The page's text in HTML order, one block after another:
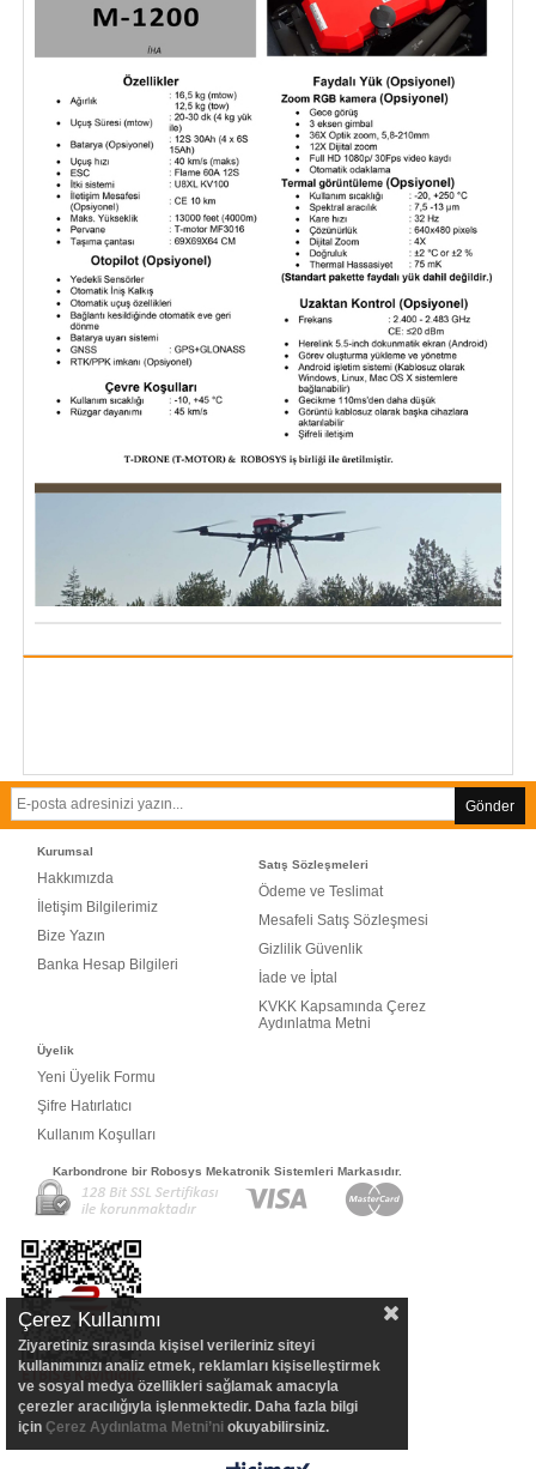
Gönder
Kurumsal
Hakkımızda
İletişim Bilgilerimiz
Bize Yazın
Banka Hesap Bilgileri
Satış Sözleşmeleri
Ödeme ve Teslimat
Mesafeli Satış Sözleşmesi
Gizlilik Güvenlik
İade ve İptal
KVKK Kapsamında Çerez
Aydınlatma Metni
Üyelik
Yeni Üyelik Formu
Şifre Hatırlatıcı
Kullanım Koşulları
Karbondrone bir Robosys Mekatronik Sistemleri Markasıdır.
Çerez Kullanımı
Ziyaretiniz sırasında kişisel verileriniz siteyi
kullanımınızı analiz etmek, reklamları kişiselleştirmek
ve sosyal medya özellikleri sağlamak amacıyla
çerezler aracılığıyla işlenmektedir. Daha fazla bilgi
için Çerez Aydınlatma Metni’ni okuyabilirsiniz.